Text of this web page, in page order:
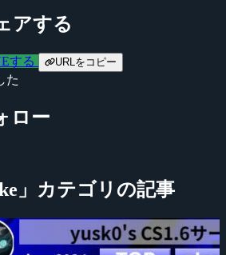
アする
する URLをコピー
た
ロー
」カテゴリの記事